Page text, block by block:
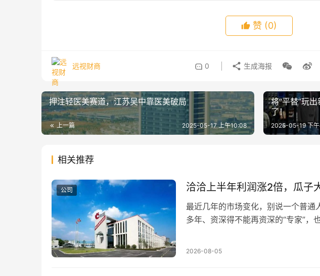
赞 (0)
远视财商 0 生成海报
押注轻医美赛道，江苏吴中靠医美破局
上一篇 2025-05-17 上午10:08
将“平替”玩
了！
2025-05-19 下
相关推荐
公司 洽洽上半年利润涨2倍，瓜子
最近几年的市场变化，别说一个普
多年、资深得不能再资深的“专家”，
出来的零食店，诸如什么“零售很忙”
2026-08-05